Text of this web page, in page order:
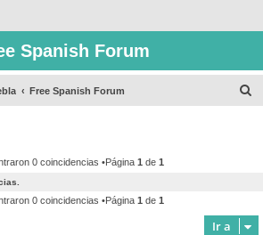
Spanish Forum
Free Spanish Forum
0 coincidencias •Página 1 de 1
0 coincidencias •Página 1 de 1
Ir a